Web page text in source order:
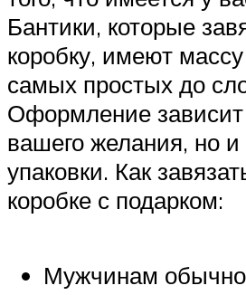
Бантики, которые
коробку, имеют
самых простых до
Оформление зависит
вашего желания, но и
упаковки. Как
коробке с подарком:
Мужчинам обычно